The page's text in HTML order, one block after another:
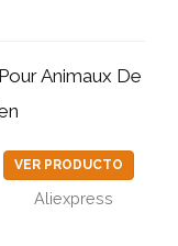
Animaux De
VER PRODUCTO
Aliexpress